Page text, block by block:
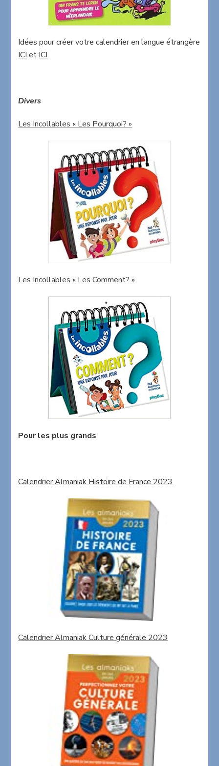
Idées pour créer votre calendrier en langue étrangère
ICI et ICI
Divers
Les Incollables « Les Pourquoi? »
Les Incollables « Les Comment? »
Pour les plus grands
Calendrier Almaniak Histoire de France 2023
Calendrier Almaniak Culture générale 2023